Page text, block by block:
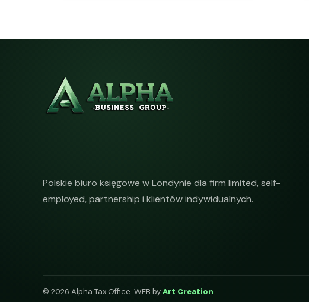
Polskie biuro księgowe w Londynie dla firm limited, self-
employed, partnership i klientów indywidualnych.
© 2026 Alpha Tax Office. WEB byArt Creation